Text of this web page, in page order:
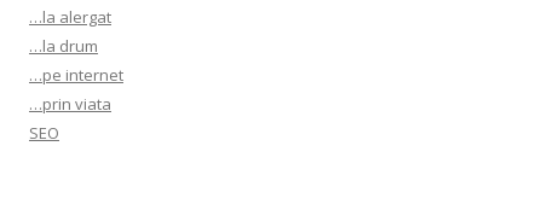
…la alergat
…la drum
…pe internet
…prin viata
SEO